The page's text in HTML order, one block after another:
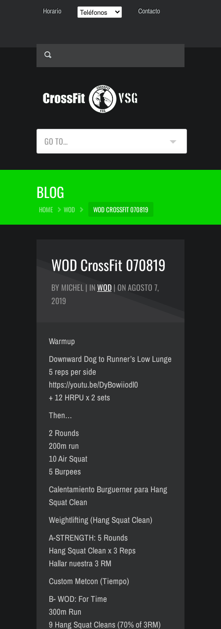
Horario Contacto
GO TO...
BLOG
HOME WOD WOD CROSSFIT 070819
WOD CrossFit 070819
BY MICHEL | INWOD | ON AGOSTO 7,
2019
Warmup
Downward Dog to Runner’s Low Lunge
5 reps per side
https://youtu.be/DyBowiiodl0
+ 12 HRPU x 2 sets
Then…
2 Rounds
200m run
10 Air Squat
5 Burpees
Calentamiento Burguerner para Hang
Squat Clean
Weightlifting (Hang Squat Clean)
A-STRENGTH: 5 Rounds
Hang Squat Clean x 3 Reps
Hallar nuestra 3 RM
Custom Metcon (Tiempo)
B- WOD: For Time
300m Run
9 Hang Squat Cleans (70% of 3RM)